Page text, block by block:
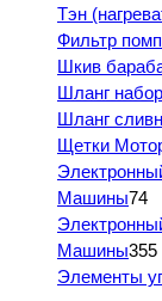
Тэн
Фильтр
Шкив
Шланг
Шланг
Щетки
Машины74
Машины355
Элементы